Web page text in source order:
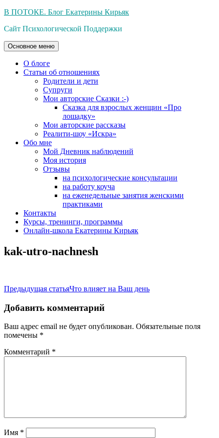
Перейти
содержимому
В ПОТОКЕ. Блог Екатерины Кирьяк
Сайт Психологической Поддержки
Основное меню
О блоге
Статьи об отношениях
Родители и дети
Супруги
Мои авторские Сказки :-)
Сказка для взрослых женщин «Про
лошадку»
Мои авторские рассказы
Реалити-шоу «Искра»
Обо мне
Мой Дневник наблюдений
Моя история
Отзывы
на психологические консультации
на работу коуча
на еженедельные занятия женскими
практиками
Контакты
Курсы, тренинги, программы
Онлайн-школа Екатерины Кирьяк
kak-utro-nachnesh
Навигация
по
записям
Предыдущая статьяЧто влияет на Ваш день
Добавить комментарий
Ваш адрес email не будет опубликован. Обязательные поля
помечены *
Комментарий *
Имя *